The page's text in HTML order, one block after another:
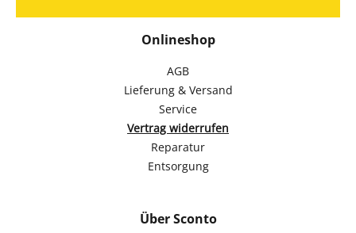
Onlineshop
AGB
Lieferung & Versand
Service
Vertrag widerrufen
Reparatur
Entsorgung
Über Sconto